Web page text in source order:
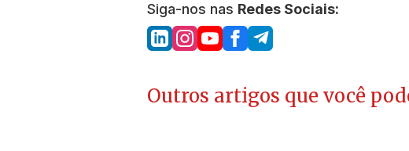
Siga-nos nas Redes Sociais:
Outros artigos que você